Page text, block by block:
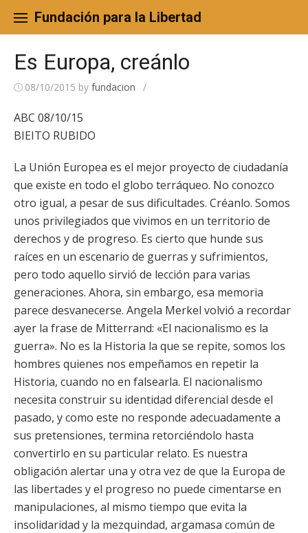
content
Fundación para la Libertad
Es Europa, creánlo
08/10/2015 by fundacion /
ABC 08/10/15
BIEITO RUBIDO
La Unión Europea es el mejor proyecto de ciudadanía
que existe en todo el globo terráqueo. No conozco
otro igual, a pesar de sus dificultades. Créanlo. Somos
unos privilegiados que vivimos en un territorio de
derechos y de progreso. Es cierto que hunde sus
raíces en un escenario de guerras y sufrimientos,
pero todo aquello sirvió de lección para varias
generaciones. Ahora, sin embargo, esa memoria
parece desvanecerse. Angela Merkel volvió a recordar
ayer la frase de Mitterrand: «El nacionalismo es la
guerra». No es la Historia la que se repite, somos los
hombres quienes nos empeñamos en repetir la
Historia, cuando no en falsearla. El nacionalismo
necesita construir su identidad diferencial desde el
pasado, y como este no responde adecuadamente a
sus pretensiones, termina retorciéndolo hasta
convertirlo en su particular relato. Es nuestra
obligación alertar una y otra vez de que la Europa de
las libertades y el progreso no puede cimentarse en
manipulaciones, al mismo tiempo que evita la
insolidaridad y la mezquindad, argamasa común de